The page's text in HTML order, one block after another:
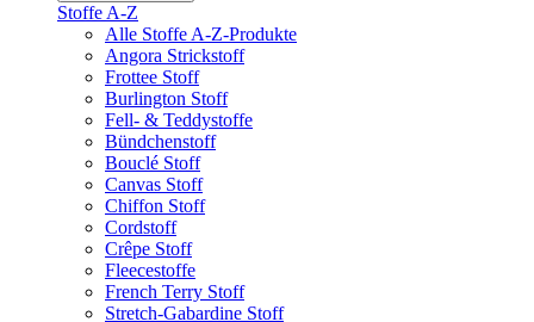
Stoffe A-Z
Alle Stoffe A-Z-Produkte
Angora Strickstoff
Frottee Stoff
Burlington Stoff
Fell- & Teddystoffe
Bündchenstoff
Bouclé Stoff
Canvas Stoff
Chiffon Stoff
Cordstoff
Crêpe Stoff
Fleecestoffe
French Terry Stoff
Stretch-Gabardine Stoff